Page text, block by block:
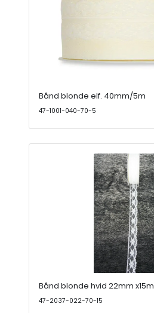
Bånd blonde elf. 40mm/5m
47-1001-040-70-5
Bånd blonde hvid 22mm x15m
47-2037-022-70-15